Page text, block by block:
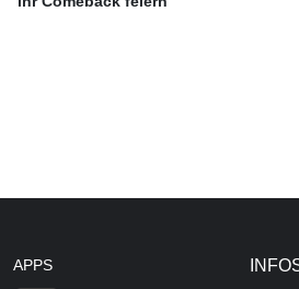
APPS